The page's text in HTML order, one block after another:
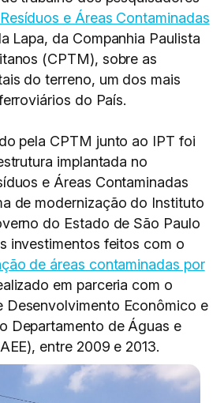
e Áreas Contaminadas
Lapa, da Companhia Paulista
(CPTM), sobre as
do terreno, um dos mais
do País.
pela CPTM junto ao IPT foi
implantada no
e Áreas Contaminadas
de modernização do Instituto
do Estado de São Paulo
investimentos feitos com o
de áreas contaminadas por
em parceria com o
Desenvolvimento Econômico e
Departamento de Águas e
entre 2009 e 2013.